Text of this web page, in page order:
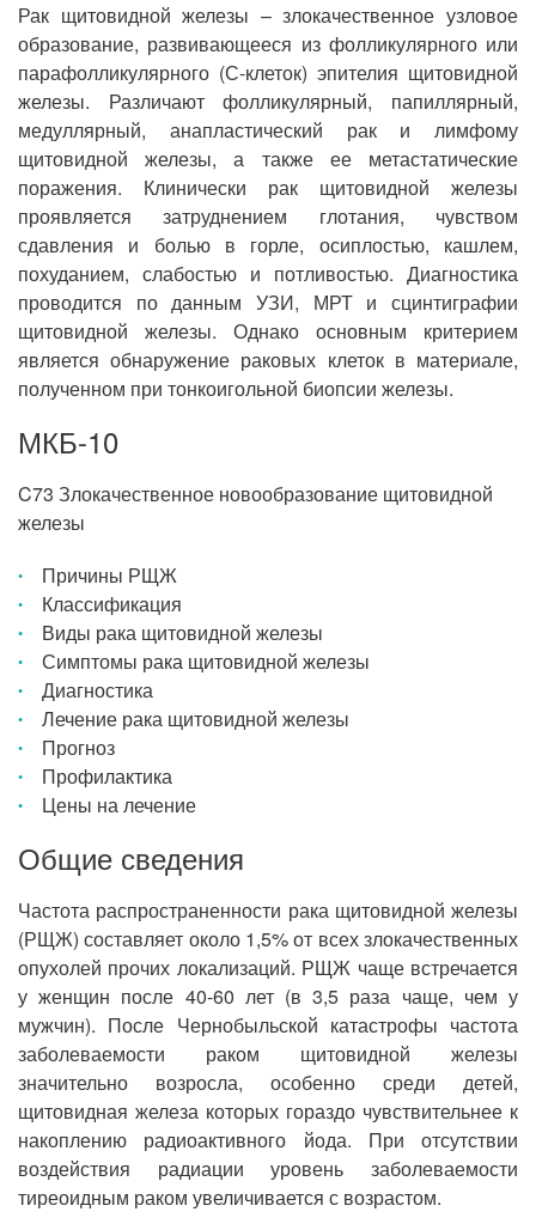
Рак щитовидной железы – злокачественное узловое
образование, развивающееся из фолликулярного или
парафолликулярного (С-клеток) эпителия щитовидной
железы. Различают фолликулярный, папиллярный,
медуллярный, анапластический рак и лимфому
щитовидной железы, а также ее метастатические
поражения. Клинически рак щитовидной железы
проявляется затруднением глотания, чувством
сдавления и болью в горле, осиплостью, кашлем,
похуданием, слабостью и потливостью. Диагностика
проводится по данным УЗИ, МРТ и сцинтиграфии
щитовидной железы. Однако основным критерием
является обнаружение раковых клеток в материале,
полученном при тонкоигольной биопсии железы.
МКБ-10
C73 Злокачественное новообразование щитовидной
железы
Причины РЩЖ
Классификация
Виды рака щитовидной железы
Симптомы рака щитовидной железы
Диагностика
Лечение рака щитовидной железы
Прогноз
Профилактика
Цены на лечение
Общие сведения
Частота распространенности рака щитовидной железы
(РЩЖ) составляет около 1,5% от всех злокачественных
опухолей прочих локализаций. РЩЖ чаще встречается
у женщин после 40-60 лет (в 3,5 раза чаще, чем у
мужчин). После Чернобыльской катастрофы частота
заболеваемости раком щитовидной железы
значительно возросла, особенно среди детей,
щитовидная железа которых гораздо чувствительнее к
накоплению радиоактивного йода. При отсутствии
воздействия радиации уровень заболеваемости
тиреоидным раком увеличивается с возрастом.